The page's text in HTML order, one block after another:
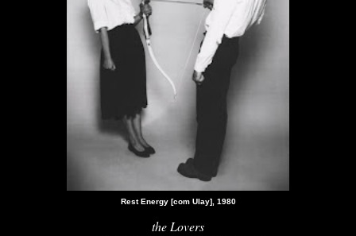
Rest Energy [com Ulay], 1980
the Lovers